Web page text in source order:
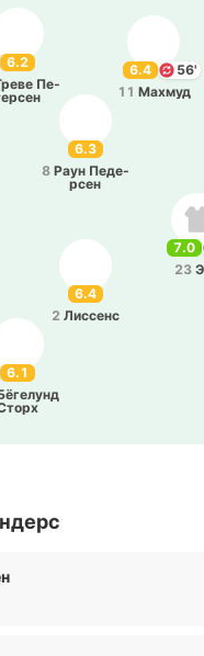
6.1
6.4
2 Ли­ссенс
7.0
23
6.2
Пе­
6.4
56'
11 Махмуд
6.3
8 Раун Пе­де­
рсен